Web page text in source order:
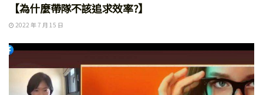
【為什麼帶隊不該追求效率?】
2022 年 7 月 15 日